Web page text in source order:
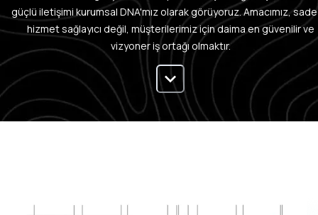
güçlü iletişimi kurumsal DNA'mız olarak görüyoruz. Amacımız,
hizmet sağlayıcı değil, müşterilerimiz için daima en güvenilir ve
vizyoner iş ortağı olmaktır.